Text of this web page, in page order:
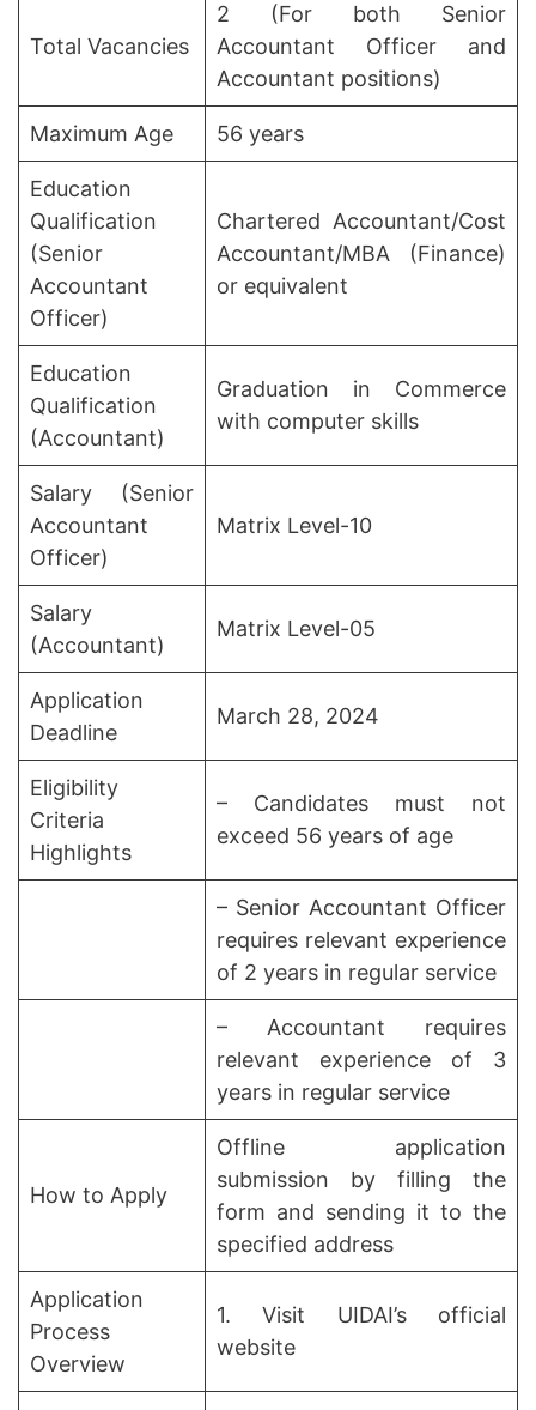
Total Vacancies
2 (For both Senior
Accountant Officer and
Accountant positions)
Maximum Age 56 years
Education
Qualification
(Senior
Accountant
Officer)
Chartered Accountant/Cost
Accountant/MBA (Finance)
or equivalent
Education
Qualification
(Accountant)
Graduation in Commerce
with computer skills
Salary (Senior
Accountant
Officer)
Matrix Level-10
Salary
(Accountant)
Matrix Level-05
Application
Deadline
March 28, 2024
Eligibility
Criteria
Highlights
– Candidates must not
exceed 56 years of age
– Senior Accountant Officer
requires relevant experience
of 2 years in regular service
– Accountant requires
relevant experience of 3
years in regular service
How to Apply
Offline application
submission by filling the
form and sending it to the
specified address
Application
Process
Overview
1. Visit UIDAI’s official
website